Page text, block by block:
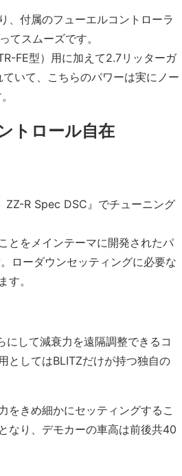
、付属のフューエルコントローラ
てスムーズです。
FE型）用に加えて2.7リッターガ
いて、こちらのパワーは実にノー
トロール自在
ZZ-R Spec DSC』でチューニング
とをメインテーマに開発されたパ
ローダウンセッティングに必要な
。
して減衰力を遠隔調整できるコ
としてはBLITZだけが持つ独自の
をきめ細かにセッティングするこ
なり、デモカーの車高は前後共40